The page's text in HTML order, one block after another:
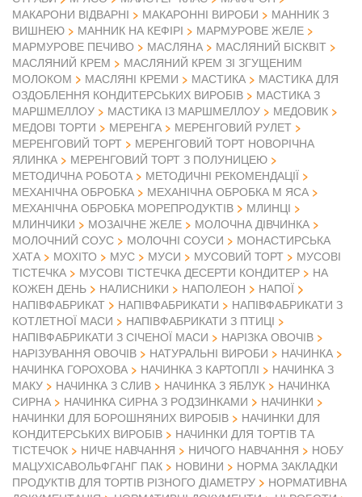
МАКАРОНИ ВІДВАРНІ
МАКАРОННІ ВИРОБИ
МАННИК З
ВИШНЕЮ
МАННИК НА КЕФІРІ
МАРМУРОВЕ ЖЕЛЕ
МАРМУРОВЕ ПЕЧИВО
МАСЛЯНА
МАСЛЯНИЙ БІСКВІТ
МАСЛЯНИЙ КРЕМ
МАСЛЯНИЙ КРЕМ ЗІ ЗГУЩЕНИМ
МОЛОКОМ
МАСЛЯНІ КРЕМИ МАСТИКА
МАСТИКА ДЛЯ
ОЗДОБЛЕННЯ КОНДИТЕРСЬКИХ ВИРОБІВ
МАСТИКА З
МАРШМЕЛЛОУ
МАСТИКА ІЗ МАРШМЕЛЛОУ
МЕДОВИК
МЕДОВІ ТОРТИ
МЕРЕНГА
МЕРЕНГОВИЙ РУЛЕТ
МЕРЕНГОВИЙ ТОРТ
МЕРЕНГОВИЙ ТОРТ НОВОРІЧНА
ЯЛИНКА
МЕРЕНГОВИЙ ТОРТ З ПОЛУНИЦЕЮ
МЕТОДИЧНА РОБОТА
МЕТОДИЧНІ РЕКОМЕНДАЦІЇ
МЕХАНІЧНА ОБРОБКА
МЕХАНІЧНА ОБРОБКА М ЯСА
МЕХАНІЧНА ОБРОБКА МОРЕПРОДУКТІВ
МЛИНЦІ
МЛИНЧИКИ
МОЗАІЧНЕ ЖЕЛЕ
МОЛОЧНА ДІВЧИНКА
МОЛОЧНИЙ СОУС
МОЛОЧНІ СОУСИ
МОНАСТИРСЬКА
ХАТА
МОХІТО МУС МУСИ МУСОВИЙ ТОРТ
МУСОВІ
ТІСТЕЧКА
МУСОВІ ТІСТЕЧКА ДЕСЕРТИ КОНДИТЕР
НА
КОЖЕН ДЕНЬ
НАЛИСНИКИ НАПОЛЕОН НАПОЇ
НАПІВФАБРИКАТ НАПІВФАБРИКАТИ
НАПІВФАБРИКАТИ З
КОТЛЕТНОЇ МАСИ
НАПІВФАБРИКАТИ З ПТИЦІ
НАПІВФАБРИКАТИ З СІЧЕНОЇ МАСИ
НАРІЗКА ОВОЧІВ
НАРІЗУВАННЯ ОВОЧІВ
НАТУРАЛЬНІ ВИРОБИ
НАЧИНКА
НАЧИНКА ГОРОХОВА
НАЧИНКА З КАРТОПЛІ
НАЧИНКА З
МАКУ
НАЧИНКА З СЛИВ НАЧИНКА З ЯБЛУК
НАЧИНКА
СИРНА
НАЧИНКА СИРНА З РОДЗИНКАМИ
НАЧИНКИ
НАЧИНКИ ДЛЯ БОРОШНЯНИХ ВИРОБІВ
НАЧИНКИ ДЛЯ
КОНДИТЕРСЬКИХ ВИРОБІВ
НАЧИНКИ ДЛЯ ТОРТІВ ТА
ТІСТЕЧОК
НИЧЕ НАВЧАННЯ НИЧОГО НАВЧАННЯ
НОБУ
МАЦУХІСАВОЛЬФГАНГ ПАК
НОВИНИ
НОРМА ЗАКЛАДКИ
ПРОДУКТІВ ДЛЯ ТОРТІВ РІЗНОГО ДІАМЕТРУ
НОРМАТИВНА